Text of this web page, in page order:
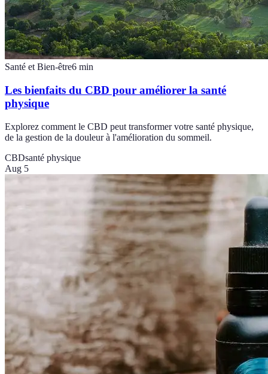
Santé et Bien-être6 min
Les bienfaits du CBD pour améliorer la santé
physique
Explorez comment le CBD peut transformer votre santé physique,
de la gestion de la douleur à l'amélioration du sommeil.
CBDsanté physique
Aug 5